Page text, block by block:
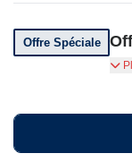
Offre Spéciale